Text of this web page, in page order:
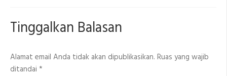
Tinggalkan Balasan
Alamat email Anda tidak akan dipublikasikan. Ruas yang wajib
ditandai *